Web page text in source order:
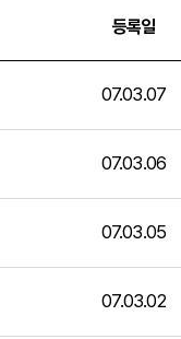
등록일
07.03.07
07.03.06
07.03.05
07.03.02